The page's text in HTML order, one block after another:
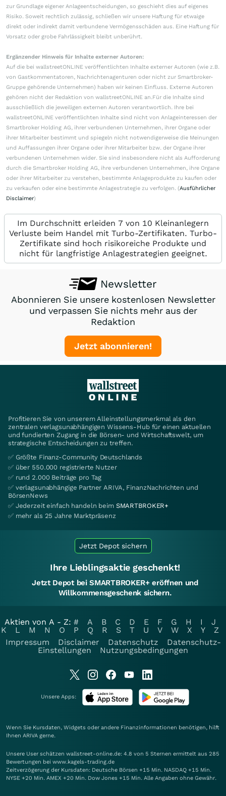
zur Grundlage eigener Anlageentscheidungen, so geschieht dies auf eigenes
Risiko. Soweit rechtlich zulässig, schließen wir unsere Haftung für etwaige
direkt oder indirekt damit verbundene Vermögensschäden aus. Eine Haftung für
Vorsatz oder grobe Fahrlässigkeit bleibt unberührt.
Ergänzender Hinweis für Inhalte externer Autoren:
Auf die bei wallstreetONLINE veröffentlichten Inhalte externer Autoren (wie z.B.
von Gastkommentatoren, Nachrichtenagenturen oder nicht zur Smartbroker-
Gruppe gehörende Unternehmen) haben wir keinen Einfluss. Externe Autoren
gehören nicht der Redaktion von wallstreetONLINE an.Für die Inhalte sind
ausschließlich die jeweiligen externen Autoren verantwortlich. Ihre bei
wallstreetONLINE veröffentlichten Inhalte sind nicht von Anlageinteressen der
Smartbroker Holding AG, ihrer verbundenen Unternehmen, ihrer Organe oder
ihrer Mitarbeiter bestimmt und spiegeln nicht notwendigerweise die Meinungen
und Auffassungen ihrer Organe oder ihrer Mitarbeiter bzw. der Organe ihrer
verbundenen Unternehmen wider. Sie sind insbesondere nicht als Aufforderung
durch die Smartbroker Holding AG, ihre verbundenen Unternehmen, ihre Organe
oder ihrer Mitarbeiter zu verstehen, bestimmte Anlageprodukte zu kaufen oder
zu verkaufen oder eine bestimmte Anlagestrategie zu verfolgen. (Ausführlicher
Disclaimer)
Im Durchschnitt erleiden 7 von 10 Kleinanlegern
Verluste beim Handel mit Turbo-Zertifikaten. Turbo-
Zertifikate sind hoch risikoreiche Produkte und
nicht für langfristige Anlagestrategien geeignet.
Newsletter
Abonnieren Sie unsere kostenlosen Newsletter
und verpassen Sie nichts mehr aus der
Redaktion
Jetzt abonnieren!
Profitieren Sie von unserem Alleinstellungsmerkmal als den
zentralen verlagsunabhängigen Wissens-Hub für einen aktuellen
und fundierten Zugang in die Börsen- und Wirtschaftswelt, um
strategische Entscheidungen zu treffen.
✅ Größte Finanz-Community Deutschlands
✅ über 550.000 registrierte Nutzer
✅ rund 2.000 Beiträge pro Tag
✅ verlagsunabhängige Partner ARIVA, FinanzNachrichten und
BörsenNews
✅ Jederzeit einfach handeln beim SMARTBROKER+
✅ mehr als 25 Jahre Marktpräsenz
Jetzt Depot sichern
Ihre Lieblingsaktie geschenkt!
Jetzt Depot bei SMARTBROKER+ eröffnen und
Willkommensgeschenk sichern.
Aktien von A - Z: # A B C D E F G H I
J
K
L M N O P Q R S T U V W X Y
Z
Impressum
Disclaimer Datenschutz
Datenschutz-
Einstellungen
Nutzungsbedingungen
Unsere Apps:
Wenn Sie Kursdaten, Widgets oder andere Finanzinformationen benötigen, hilft
Ihnen ARIVA gerne.
Unsere User schätzen wallstreet-online.de: 4.8 von 5 Sternen ermittelt aus 285
Bewertungen bei www.kagels-trading.de
Zeitverzögerung der Kursdaten: Deutsche Börsen +15 Min. NASDAQ +15 Min.
NYSE +20 Min. AMEX +20 Min. Dow Jones +15 Min. Alle Angaben ohne Gewähr.